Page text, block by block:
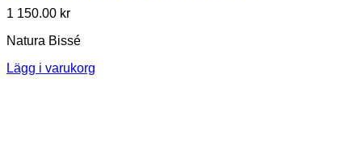
1 150.00 kr
Natura Bissé
Lägg i varukorg